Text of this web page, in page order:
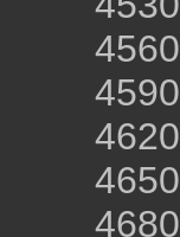
4560
4590
4620
4650
4680